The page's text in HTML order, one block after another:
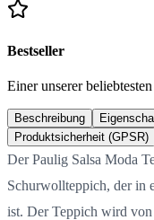
Bestseller
Einer unserer
Beschreibung
Produktsicherheit (GPSR)
Der Paulig Salsa Moda
Schurwollteppich, der in
ist. Der Teppich wird